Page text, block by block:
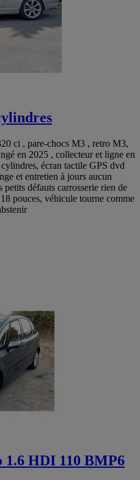
ci , pare-chocs M3 , retro M3,
en 2025 , collecteur et ligne en
écran tactile GPS dvd
et entretien à jours aucun
petits défauts carrosserie rien de
pouces, véhicule tourne comme
1.6 HDI 110 BMP6